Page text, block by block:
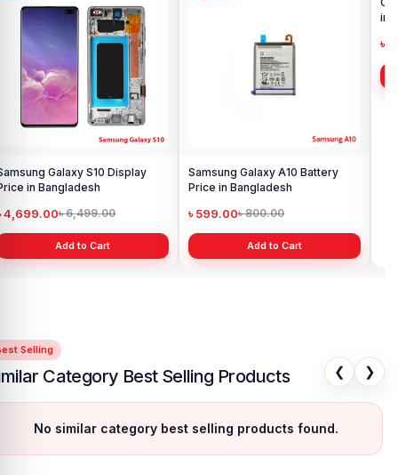
Galaxy S10 Display
in Bangladesh
4,699.00৳ 6,499.00
Add to Cart
Samsung Galaxy A10 Battery
Price in Bangladesh
৳ 599.00৳ 800.00
Add to Cart
Selling
Category Best Selling Products ❮ ❯
No similar category best selling products found.